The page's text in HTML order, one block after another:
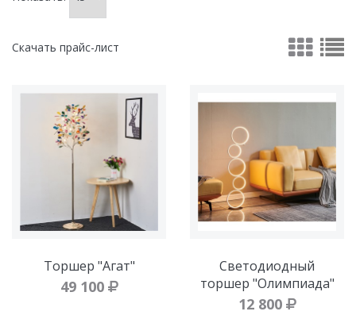
Скачать прайс-лист
Торшер "Агат"
49 100
Светодиодный
торшер "Олимпиада"
12 800